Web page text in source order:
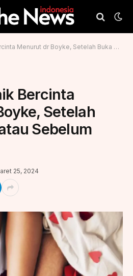
dr Boyke, Setelah Buka Puasa atau Sebelum Sahur?
Bercinta
Setelah
Sebelum
25, 2024